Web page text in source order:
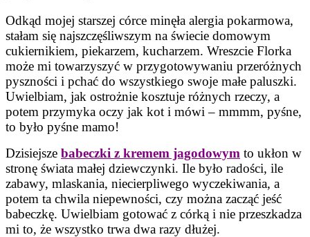
Odkąd mojej starszej córce minęła alergia pokarmowa,
stałam się najszczęśliwszym na świecie domowym
cukiernikiem, piekarzem, kucharzem. Wreszcie Florka
może mi towarzyszyć w przygotowywaniu przeróżnych
pyszności i pchać do wszystkiego swoje małe paluszki.
Uwielbiam, jak ostrożnie kosztuje różnych rzeczy, a
potem przymyka oczy jak kot i mówi – mmmm, pyśne,
to było pyśne mamo!
Dzisiejsze babeczki z kremem jagodowym to ukłon w
stronę świata małej dziewczynki. Ile było radości, ile
zabawy, mlaskania, niecierpliwego wyczekiwania, a
potem ta chwila niepewności, czy można zacząć jeść
babeczkę. Uwielbiam gotować z córką i nie przeszkadza
mi to, że wszystko trwa dwa razy dłużej.